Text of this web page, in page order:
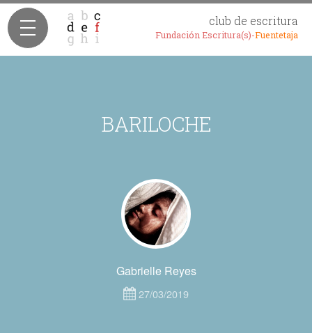
club de escritura
Fundación Escritura(s)-Fuentetaja
BARILOCHE
Gabrielle Reyes
27/03/2019